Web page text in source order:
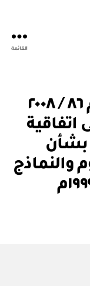
القائمة
مرسوم سلطاني رقم ٨٦ / ٢٠٠٨
اتفاقية
بشأن
والنماذج